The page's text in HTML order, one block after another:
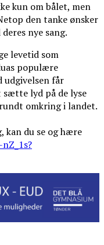
kun om bålet, men
den tanke ønsker
nye sang.
levetid som
populære
udgivelsen får
sætte lyd på de lyse
omkring i landet.
kan du se og hære